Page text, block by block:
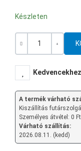
Készleten
Mennyiség
A termék várható
Kiszállítás
Személyes átvétel: 0 Ft
Várható szállítás:
2026.08.11. (kedd)